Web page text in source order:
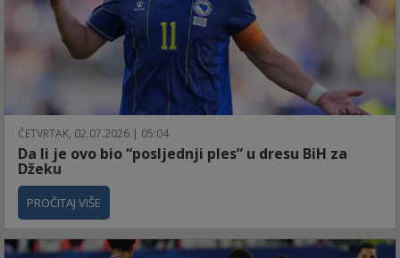
ČETVRTAK, 02.07.2026 | 05:04
Da li je ovo bio “posljednji ples” u dresu BiH za
Džeku
PROČITAJ VIŠE